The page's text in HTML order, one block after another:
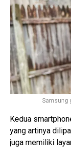
Samsung
Kedua
yang artinya
juga memiliki